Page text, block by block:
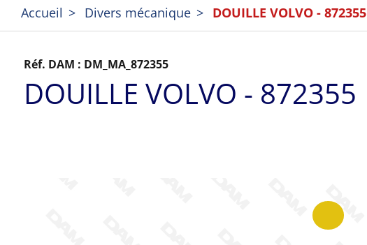
Accueil Divers mécanique DOUILLE VOLVO - 872355
Réf. DAM : DM_MA_872355
DOUILLE VOLVO - 872355